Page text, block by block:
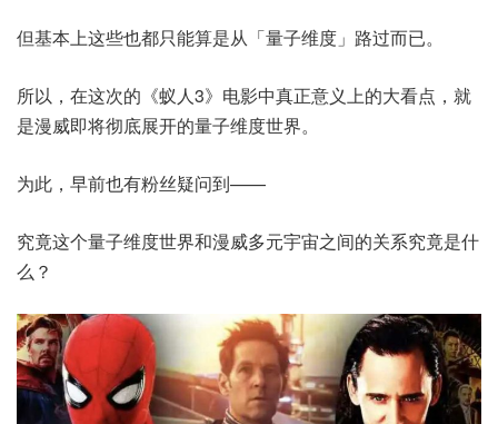
但基本上这些也都只能算是从「量子维度」路过而已。
所以，在这次的《蚁人3》电影中真正意义上的大看点，就
是漫威即将彻底展开的量子维度世界。
为此，早前也有粉丝疑问到——
究竟这个量子维度世界和漫威多元宇宙之间的关系究竟是什
么？